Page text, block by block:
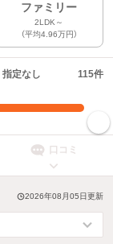
ファミリー
2LDK～
（平均4.96万円）
指定なし 115件
口コミ
2026年08月05日更新